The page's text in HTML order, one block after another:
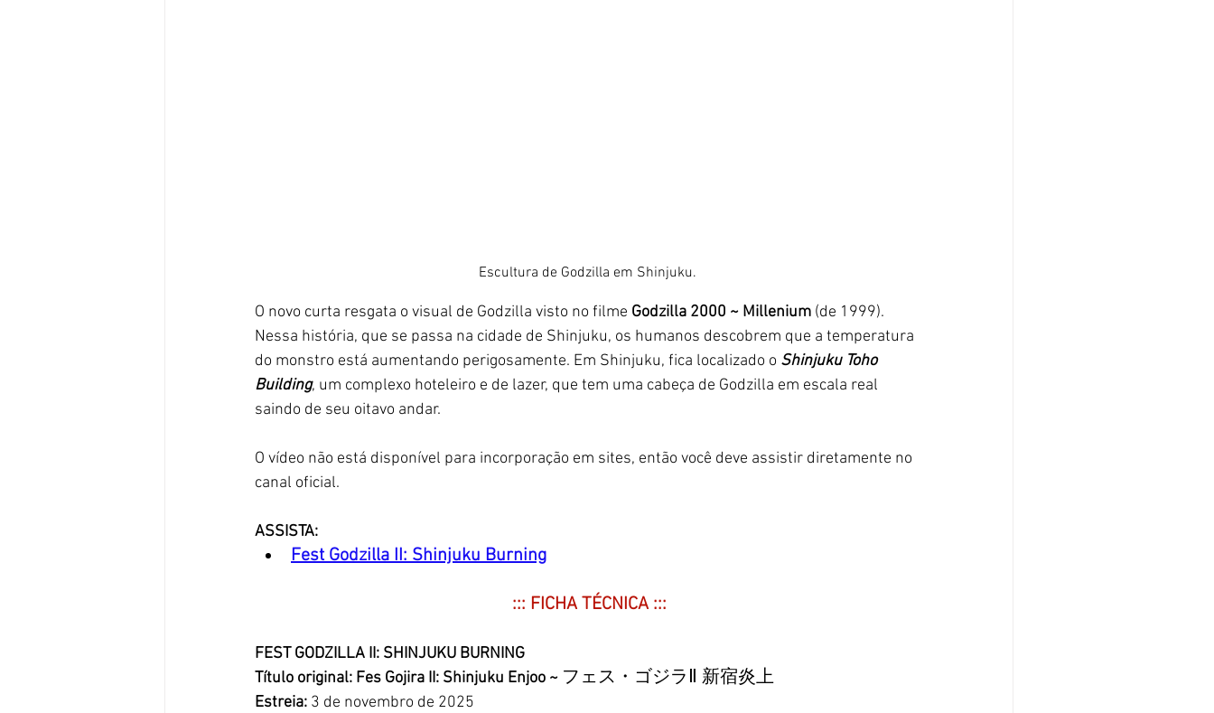
Escultura de Godzilla em Shinjuku.
O novo curta resgata o visual de Godzilla visto no filme Godzilla 2000 ~ Millenium (de 1999).
Nessa história, que se passa na cidade de Shinjuku, os humanos descobrem que a temperatura
do monstro está aumentando perigosamente. Em Shinjuku, fica localizado o Shinjuku Toho
Building, um complexo hoteleiro e de lazer, que tem uma cabeça de Godzilla em escala real
saindo de seu oitavo andar.
O vídeo não está disponível para incorporação em sites, então você deve assistir diretamente no
canal oficial.
ASSISTA:
Fest Godzilla II: Shinjuku Burning
::: FICHA TÉCNICA :::
FEST GODZILLA II: SHINJUKU BURNING
Título original: Fes Gojira II: Shinjuku Enjoo ~ フェス・ゴジラⅡ 新宿炎上
Estreia: 3 de novembro de 2025